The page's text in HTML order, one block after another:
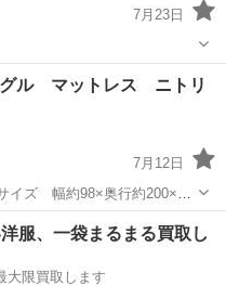
7月23日
グル マットレス ニトリ
7月12日
ベット
服、一袋まるまる買取し
大限買取します